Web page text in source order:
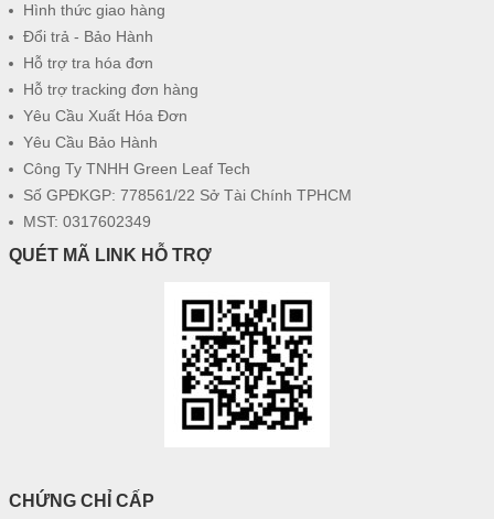
Hình thức giao hàng
Đổi trả - Bảo Hành
Hỗ trợ tra hóa đơn
Hỗ trợ tracking đơn hàng
Yêu Cầu Xuất Hóa Đơn
Yêu Cầu Bảo Hành
Công Ty TNHH Green Leaf Tech
Số GPĐKGP: 778561/22 Sở Tài Chính TPHCM
MST: 0317602349
QUÉT MÃ LINK HỖ TRỢ
CHỨNG CHỈ CẤP